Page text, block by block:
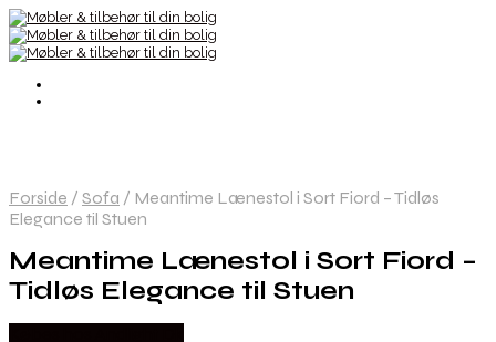
Forside / Sofa / Meantime Lænestol i Sort Fiord – Tidløs
Elegance til Stuen
Meantime Lænestol i Sort Fiord –
Tidløs Elegance til Stuen